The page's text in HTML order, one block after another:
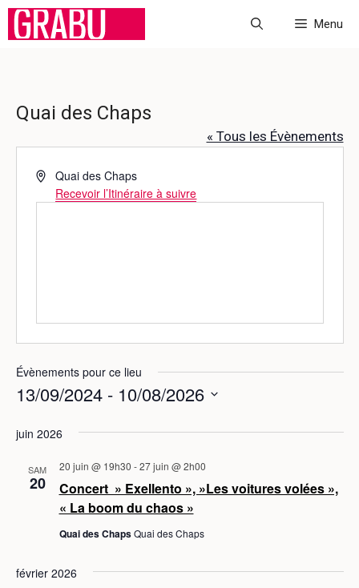
Aller
Menu
Quai des Chaps
« Tous les Évènements
A
Quai des Chaps
Recevoir l’Itinéraire à suivre
Évènements pour ce lieu
13/09/2024 - 10/08/2026
é
n
juin 2026
SAM
20
Concert » Exellento », »Les voitures volées »,
« La boom du chaos »
20 juin @ 19h30 -27 juin @ 2h00
Quai des ChapsQuai des Chaps
février 2026